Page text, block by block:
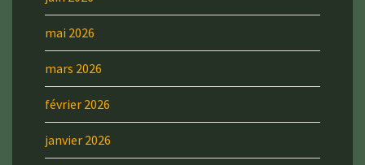
mai 2026
mars 2026
février 2026
janvier 2026